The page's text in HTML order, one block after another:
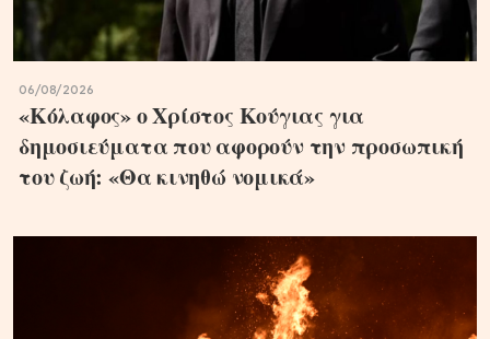
06/08/2026
«Κόλαφος» ο Χρίστος Κούγιας για
δημοσιεύματα που αφορούν την προσωπική
του ζωή: «Θα κινηθώ νομικά»